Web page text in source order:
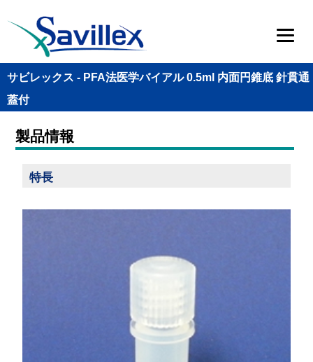
サビレックス - PFA法医学バイアル 0.5ml 内面円錐底 針貫通
蓋付
製品情報
特長